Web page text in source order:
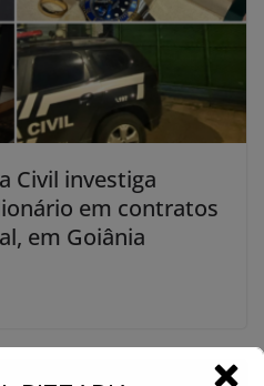
Civil investiga
em contratos
em Goiânia